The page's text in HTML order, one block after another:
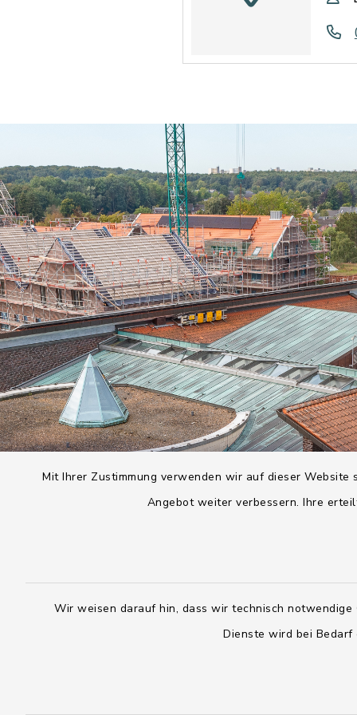
Mit Ihrer Zustimmung verwenden wir auf dieser
Angebot weiter verbessern. Ihre
Wir weisen darauf hin, dass wir technisch
Dienste wird bei